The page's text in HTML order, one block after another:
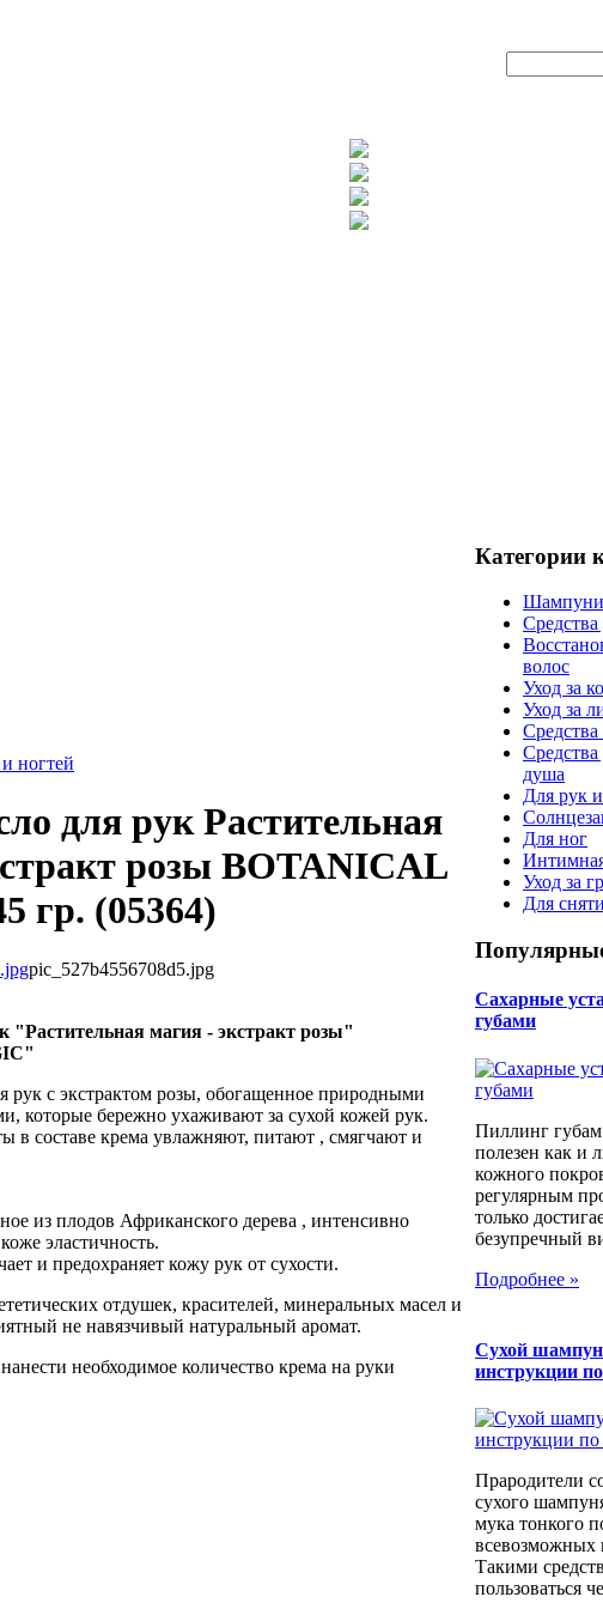
ногтей
для рук Растительная
розы BOTANICAL
гр. (05364)
pic_527b4556708d5.jpg
"Растительная магия - экстракт розы"
рук с экстрактом розы, обогащенное природными
которые бережно ухаживают за сухой кожей рук.
в составе крема увлажняют, питают , смягчают и
из плодов Африканского дерева , интенсивно
эластичность.
и предохраняет кожу рук от сухости.
отдушек, красителей, минеральных масел и
не навязчивый натуральный аромат.
нанести необходимое количество крема на руки
Категории
Средства
волос
Уход за
Уход за
Средства
душа
Для рук
Для ног
Уход за
Для
Сахарные
губами
Пиллинг
полезен как и
кожного
регулярным
только
безупречный
Подробнее »
Сухой
инструкции
Прародители
сухого
мука тонкого
всевозможных
Такими
пользоваться